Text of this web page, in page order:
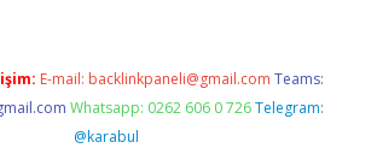
E-mail: backlinkpaneli@gmail.com Teams:
Whatsapp: 0262 606 0 726 Telegram:
@karabul